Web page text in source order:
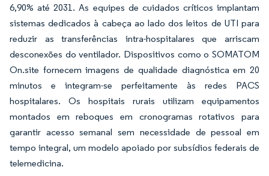
6,90% até 2031. As equipes de cuidados críticos implantam
sistemas dedicados à cabeça ao lado dos leitos de UTI para
reduzir as transferências intra-hospitalares que arriscam
desconexões do ventilador. Dispositivos como o SOMATOM
On.site fornecem imagens de qualidade diagnóstica em 20
minutos e integram-se perfeitamente às redes PACS
hospitalares. Os hospitais rurais utilizam equipamentos
montados em reboques em cronogramas rotativos para
garantir acesso semanal sem necessidade de pessoal em
tempo integral, um modelo apoiado por subsídios federais de
telemedicina.